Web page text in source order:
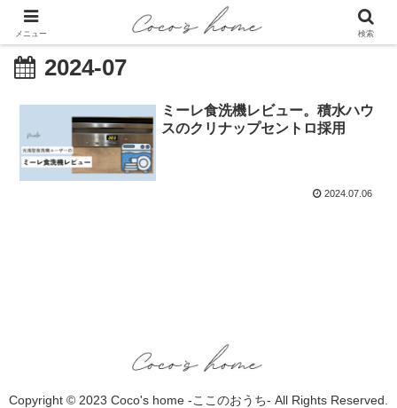
2024-07
ミーレ食洗機レビュー。積水ハウ
スのクリナップセントロ採用
2024.07.06
Copyright © 2023 Coco's home -ここのおうち- All Rights Reserved.
メニュー 検索